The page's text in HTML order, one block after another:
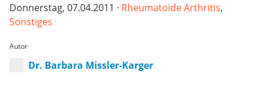
Donnerstag, 07.04.2011 · Rheumatoide Arthritis,
Sonstiges
Autor
Dr. Barbara Missler-Karger